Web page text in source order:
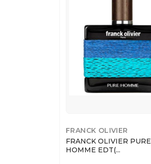
FRANCK OLIVIER
FRANCK OLIVIER PURE
HOMME EDT(...